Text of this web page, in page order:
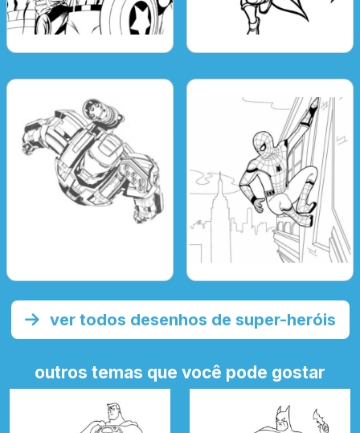
ver todos desenhos de super-heróis
outros temas que você pode gostar